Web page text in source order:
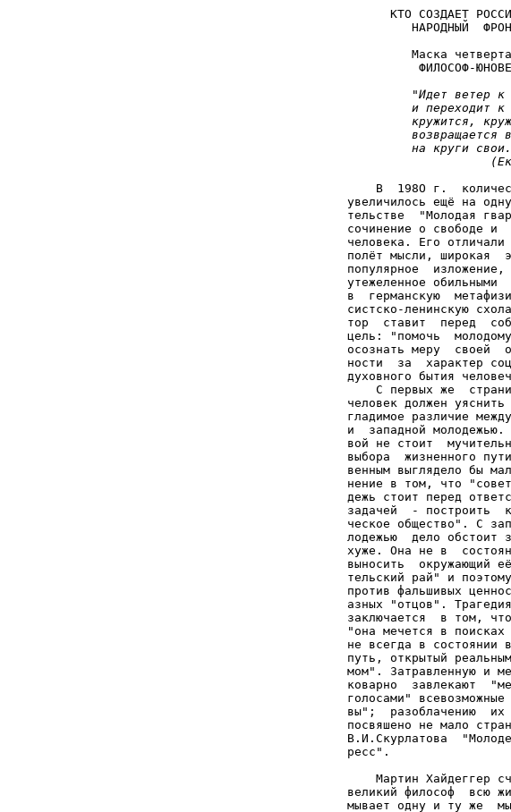
КТО СОЗДАЕТ
НАРОДНЫЙ
Маска
ФИЛОСОФ-
"Идет ветер к
и переходит к
кружится,
возвращается
на круги свои.
В  198О г.
увеличилось ещё на
тельстве  "Молодая
сочинение о свободе и
человека. Его
полёт мысли, широкая
популярное
утежеленное
в  германскую
систско-ленинскую
тор  ставит  перед
цель: "помочь
осознать меру  своей
ности  за  характер
духовного бытия
С первых же
человек должен
гладимое различие
и  западной молодежью.
вой не стоит
выбора  жизненного
венным выглядело бы
нение в том, что
дежь стоит перед
задачей  - построить
ческое общество". С
лодежью  дело
хуже. Она не в
выносить  окружающий
тельский рай" и
против фальшивых
азных "отцов".
заключается  в том,
"она мечется в
не всегда в состоянии
путь, открытый
мом". Затравленную и
коварно  завлекают
голосами"
вы";  разоблачению
посвяшено не мало
В.И.Скурлатова
ресс".
Мартин Хайдеггер
великий философ  всю
мывает одну и ту же